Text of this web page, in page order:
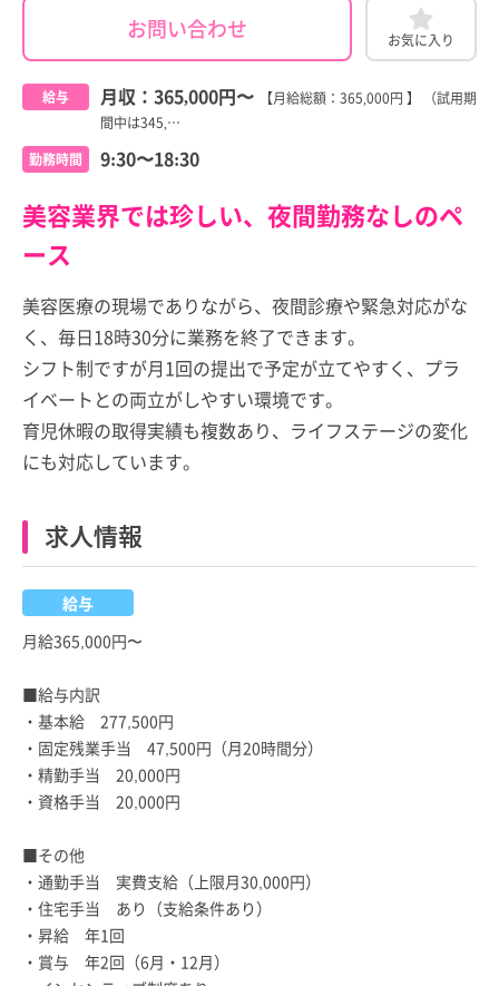
お問い合わせ お気に入り
給与 月収： 365,000円〜
【月給総額：365,000円 】 （試用期
間中は345,…
勤務時間
9:30〜18:30
美容業界では珍しい、夜間勤務なしのペ
ース
美容医療の現場でありながら、夜間診療や緊急対応がな
く、毎日18時30分に業務を終了できます。
シフト制ですが月1回の提出で予定が立てやすく、プラ
イベートとの両立がしやすい環境です。
育児休暇の取得実績も複数あり、ライフステージの変化
にも対応しています。
求人情報
給与
月給365,000円〜
■給与内訳
・基本給 277,500円
・固定残業手当 47,500円（月20時間分）
・精勤手当 20,000円
・資格手当 20,000円
■その他
・通勤手当 実費支給（上限月30,000円）
・住宅手当 あり（支給条件あり）
・昇給 年1回
・賞与 年2回（6月・12月）